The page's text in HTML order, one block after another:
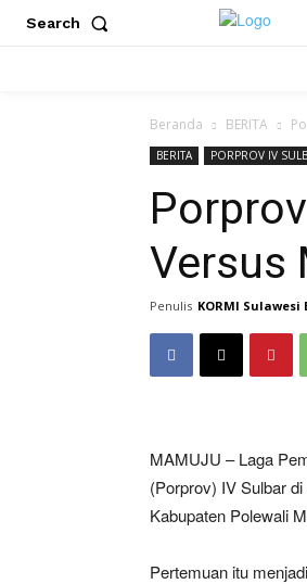
Search
Beranda BERITA
BERITA PORPROV IV
Versus
Penulis KORMI Sulawesi
MAMUJU – Laga
(Porprov) IV Sulbar
Kabupaten Polewali
Pertemuan itu